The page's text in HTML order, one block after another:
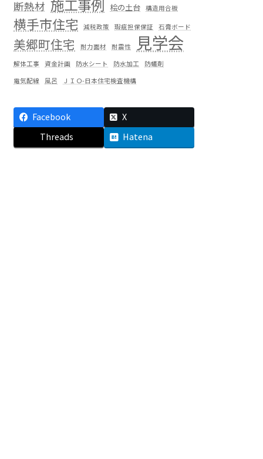
断熱材 施工事例 桧の土台 構造用合板
横手市住宅 減税政策 瑕疵担保保証 石膏ボード
美郷町住宅 耐力面材 耐震性 見学会
解体工事 資金計画 防水シート 防水加工
防蟻剤
電気配線
風呂 ＪＩＯ-日本住宅検査機構
Facebook
X
Threads
Hatena